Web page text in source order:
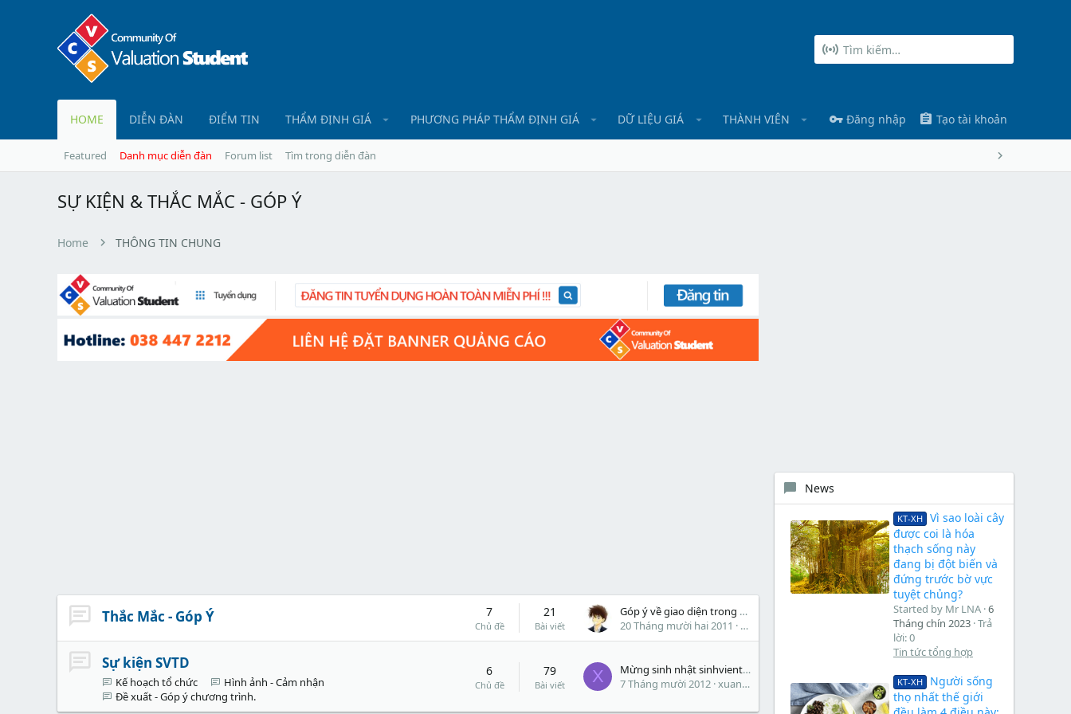
HOME DIỄN ĐÀN ĐIỂM TIN THẨM ĐỊNH GIÁ PHƯƠNG PHÁP THẨM ĐỊNH GIÁ DỮ LIỆU GIÁ THÀNH VIÊN Đăng nhập Tạo tài khoản
Featured Danh mục diễn đàn Forum list Tìm trong diễn đàn
SỰ KIỆN & THẮC MẮC - GÓP Ý
Home THÔNG TIN CHUNG
Thắc Mắc - Góp Ý 7
Chủ đề
21
Bài viết
Góp ý về giao diện trong diễn đàn
20 Tháng mười hai 2011
Mr LNA
Sự kiện SVTD
Kế hoạch tổ chức
Hình ảnh - Cảm nhận
Đề xuất - Góp ý chương trình.
6
Chủ đề
79
Bài viết X
Mừng sinh nhật sinhvienthamdinh.com tròn một tuổi- hình ảnh chia sẻ và cảm nhận !
7 Tháng mười 2012 xuancuongkythuat
News
KT-XH
Vì sao loài cây
được coi là hóa
thạch sống này
đang bị đột biến và
đứng trước bờ vực
tuyệt chủng?
Started by Mr LNA 6
Tháng chín 2023 Trả
lời: 0
Tin tức tổng hợp
KT-XH
Người sống
thọ nhất thế giới